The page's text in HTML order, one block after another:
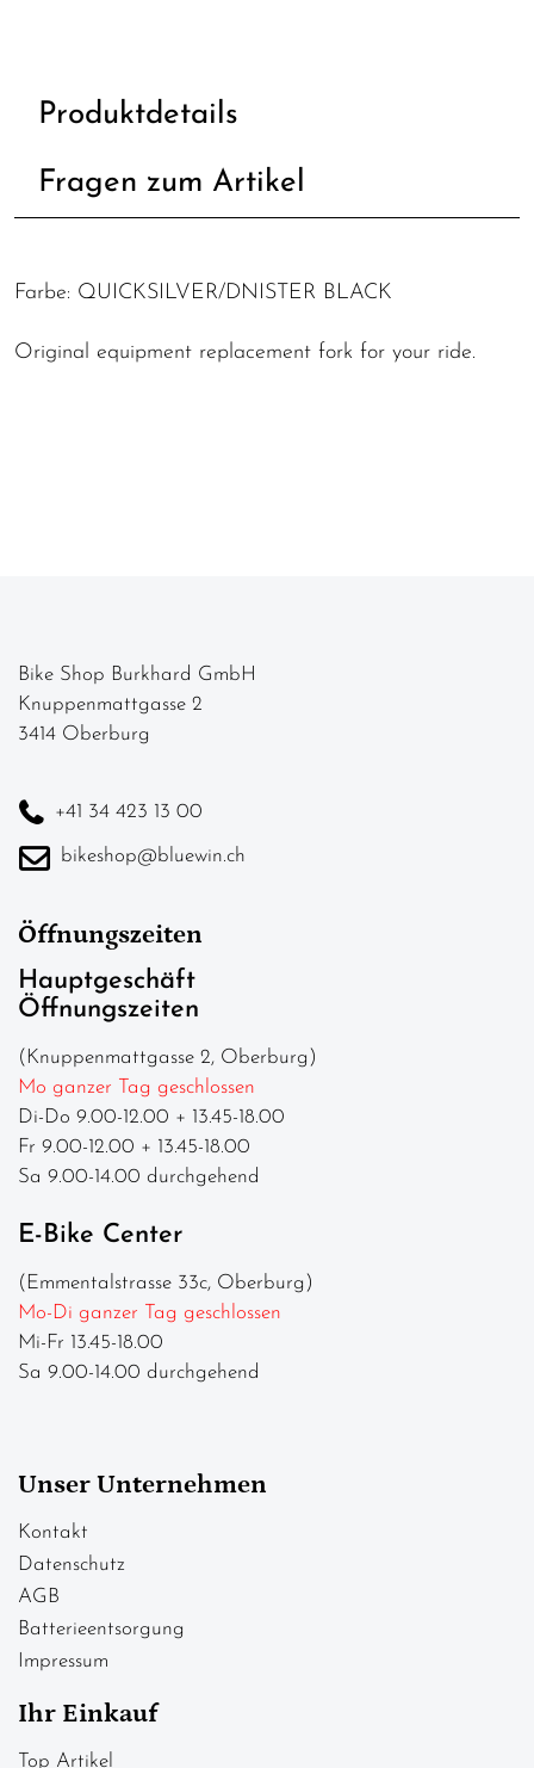
Produktdetails
Fragen zum Artikel
Farbe: QUICKSILVER/DNISTER BLACK
Original equipment replacement fork for your ride.
Bike Shop Burkhard GmbH
Knuppenmattgasse 2
3414 Oberburg
+41 34 423 13 00
bikeshop@bluewin.ch
Öffnungszeiten
Hauptgeschäft
Öffnungszeiten
(Knuppenmattgasse 2, Oberburg)
Mo ganzer Tag geschlossen
Di-Do 9.00-12.00 + 13.45-18.00
Fr 9.00-12.00 + 13.45-18.00
Sa 9.00-14.00 durchgehend
E-Bike Center
(Emmentalstrasse 33c, Oberburg)
Mo-Di ganzer Tag geschlossen
Mi-Fr 13.45-18.00
Sa 9.00-14.00 durchgehend
Unser Unternehmen
Kontakt
Datenschutz
AGB
Batterieentsorgung
Impressum
Ihr Einkauf
Top Artikel